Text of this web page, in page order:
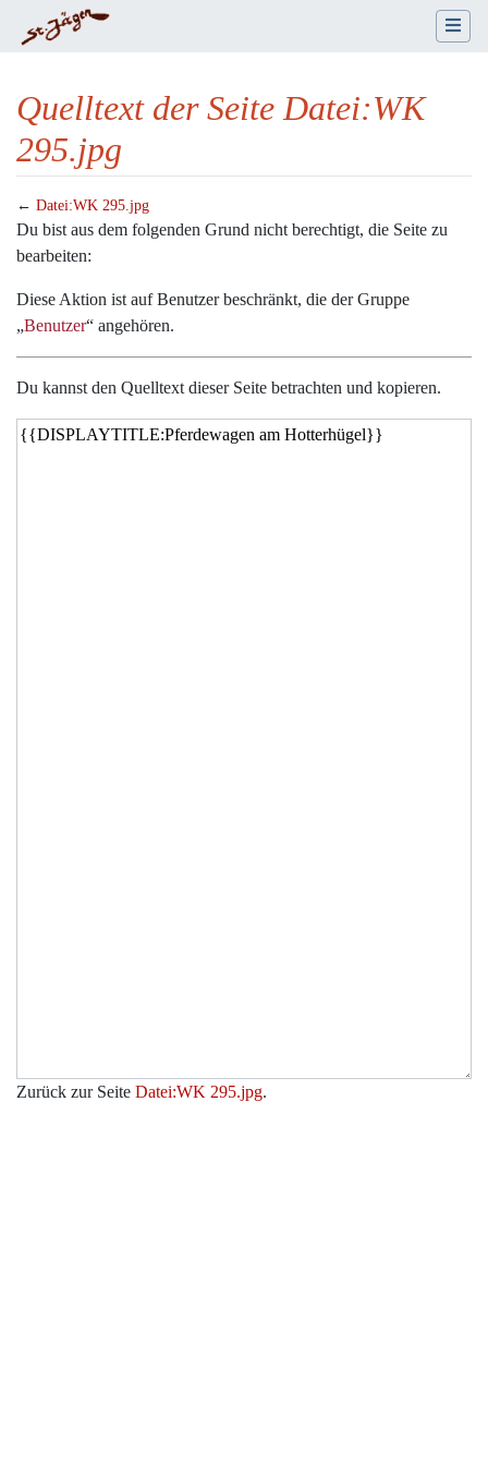
Quelltext der Seite Datei:WK
295.jpg
← Datei:WK 295.jpg
Wechseln zu:Navigation,Suche
Du bist aus dem folgenden Grund nicht berechtigt, die Seite zu
bearbeiten:
Diese Aktion ist auf Benutzer beschränkt, die der Gruppe
„Benutzer“ angehören.
Du kannst den Quelltext dieser Seite betrachten und kopieren.
Zurück zur Seite Datei:WK 295.jpg.